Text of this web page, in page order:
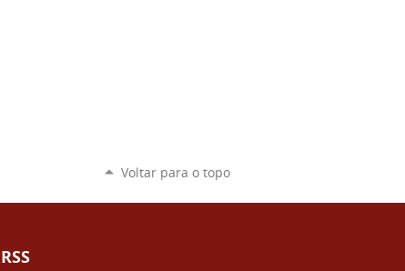
Voltar para o topo
RSS